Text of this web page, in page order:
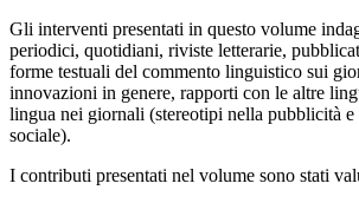
Gli interventi presentati in questo volume
periodici, quotidiani, riviste letterarie,
forme testuali del commento linguistico sui
innovazioni in genere, rapporti con le altre
lingua nei giornali (stereotipi nella pubblicità
sociale).
I contributi presentati nel volume sono stati